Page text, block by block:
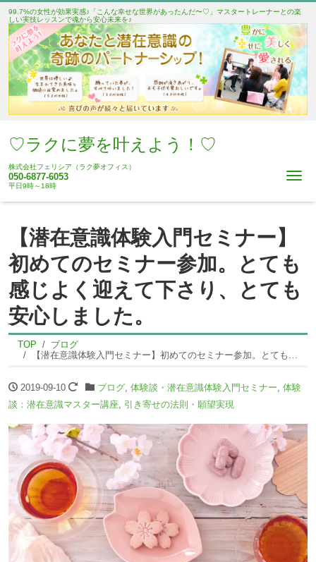
99.7%の女性が効果実感♪「こんな幸せな世界があったんだ〜♡」マスタートレーナーとの楽
しい実技レッスンで魂から安心未来を♪
♡ラクに夢を叶えよう！♡
株式会社フェリシア（ラク夢オフィス）
050-6877-6053
平日9時～18時
【潜在意識体験入門セミナー】
初めてのセミナー参加。とても
感じよく迎えて下さり、とても
安心しました。
TOP
ブログ
【潜在意識体験入門セミナー】初めてのセミナー参加。とても感じよく迎えて下さり、とても安心しました。
2019-09-10 ブログ, 体験談・潜在意識体験入門セミナー 体験
談：潜在意識マスター講座 引き寄せの法則・願望実現